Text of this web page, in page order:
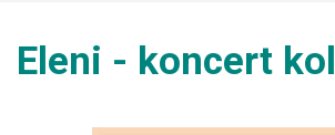
Eleni - koncert